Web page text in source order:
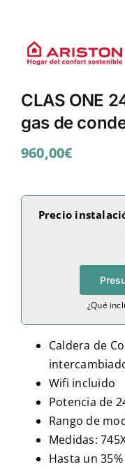
CLAS ONE
gas de
960,00€
Precio
¿Qué
Caldera de
Wifi incluido
Potencia de
Rango de
Medidas:
Hasta un